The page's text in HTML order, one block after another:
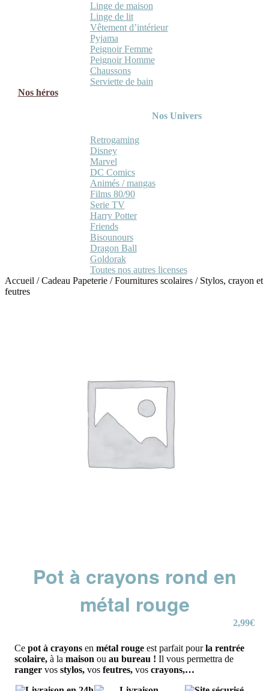
Linge de maison
Linge de lit
Vêtement d’intérieur
Pyjama
Peignoir Femme
Peignoir Homme
Chaussons
Serviette de bain
Nos héros
Nos Univers
Retrogaming
Disney
Marvel
DC Comics
Animés / mangas
Films 80/90
Serie TV
Harry Potter
Friends
Bisounours
Dragon Ball
Goldorak
Toutes nos autres licenses
Accueil /Cadeau Papeterie /Fournitures scolaires / Stylos, crayon et
feutres
Pot à crayons rond en
métal rouge
2,99€
Ce pot à crayons en métal rouge est parfait pourla rentrée
scolaire, à la maison ou au bureau ! Il vous permettra de
ranger vos stylos, vos feutres, vos crayons,…